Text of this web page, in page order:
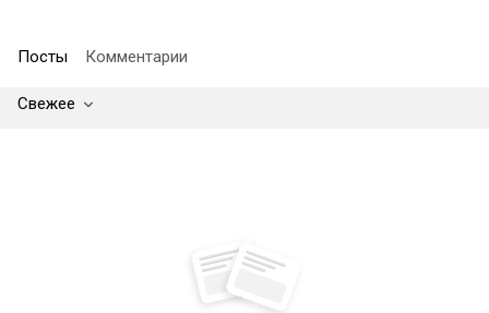
Посты Комментарии
Свежее